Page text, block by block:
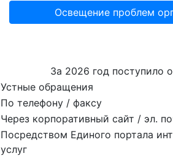
Освещение проблем
За 2026 год поступило
Устные обращения
По телефону / факсу
Через корпоративный сайт / эл.
Посредством Единого портала
услуг